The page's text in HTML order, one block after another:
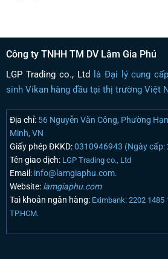
Công ty TNHH TM DV Lâm Gia Phú
LGP Trading co., Ltd là Đại lý cung
sinh Vikan hàng đầu tại thị trường Việt
Địa chỉ:56 Nguyễn Văn Công, Phường
Minh, VN
Giấy phép ĐKKD:0310946943 (Ngày
Tên giao dịch: LGP Trading co., Ltd
Email:info@lamgiaphu.com.
Website:lamgiaphu.com
Taì khoản ngân hàng: Eximbank: 2202 1485
TP.HCM.